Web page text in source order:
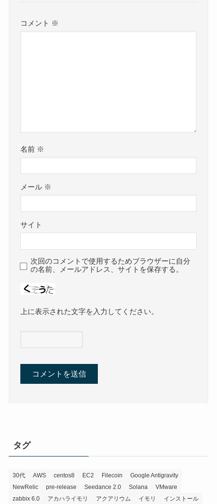
コメント ※
名前 ※
メール ※
サイト
次回のコメントで使用するためブラウザーに自分
の名前、メールアドレス、サイトを保存する。
上に表示された文字を入力してください。
タグ
30代 AWS centos8 EC2 Filecoin
Google Antigravity
NewRelic
pre-release Seedance 2.0 Solana
VMware
zabbix 6.0
アカハライモリ アクアリウム イモリ インストール